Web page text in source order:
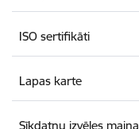
ISO sertifikāti
Lapas karte
Sīkdatņu izvēles maiņa